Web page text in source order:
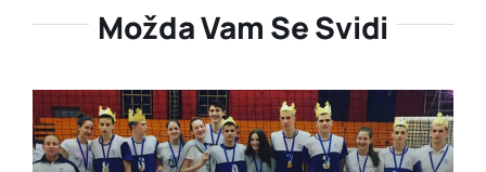
Možda Vam Se Svidi